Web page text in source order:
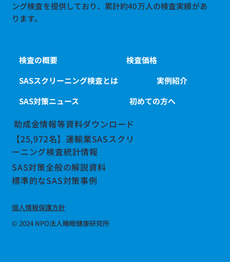
ング検査を提供しており、累計約40万人の検査実績があ
ります。
検査の概要
検査価格
SASスクリーニング検査とは
実例紹介
SAS対策ニュース
初めての方へ
助成金情報等資料ダウンロード
【25,972名】運輸業SASスクリ
ーニング検査統計情報
SAS対策全般の解説資料
標準的なSAS対策事例
個人情報保護方針
© 2024 NPO法人睡眠健康研究所